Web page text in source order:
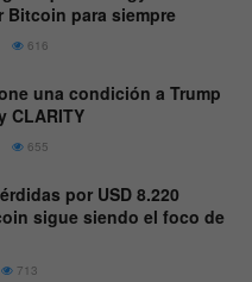
Bitcoin para siempre
616
una condición a Trump
CLARITY
655
por USD 8.220
sigue siendo el foco de
713